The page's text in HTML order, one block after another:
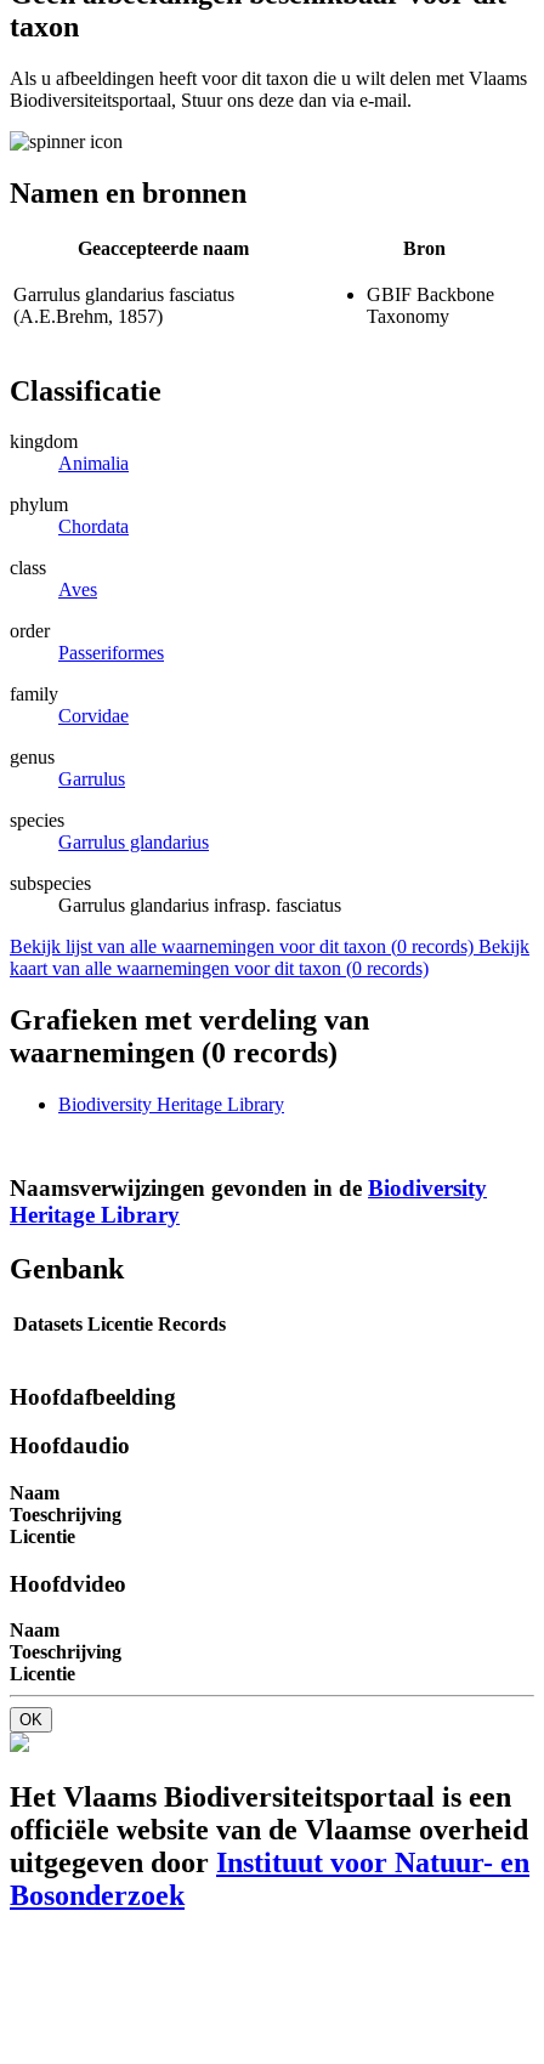
taxon
Als u afbeeldingen heeft voor dit taxon die u wilt delen met Vlaams
Biodiversiteitsportaal, Stuur ons deze dan via e-mail.
Namen en bronnen
Geaccepteerde naam Bron
Garrulus glandarius fasciatus
(A.E.Brehm, 1857)
GBIF Backbone
Taxonomy
Classificatie
kingdom
Animalia
phylum
Chordata
class
Aves
order
Passeriformes
family
Corvidae
genus
Garrulus
species
Garrulus glandarius
subspecies
Garrulus glandarius infrasp. fasciatus
Bekijk lijst van alle waarnemingen voor dit taxon (0 records) Bekijk
kaart van alle waarnemingen voor dit taxon (0 records)
Grafieken met verdeling van
waarnemingen (0 records)
Biodiversity Heritage Library
Naamsverwijzingen gevonden in de Biodiversity
Heritage Library
Genbank
Datasets Licentie Records
Hoofdafbeelding
Hoofdaudio
Naam
Toeschrijving
Licentie
Hoofdvideo
Naam
Toeschrijving
Licentie
OK
Het Vlaams Biodiversiteitsportaal is een
officiële website van de Vlaamse overheid
uitgegeven door Instituut voor Natuur- en
Bosonderzoek